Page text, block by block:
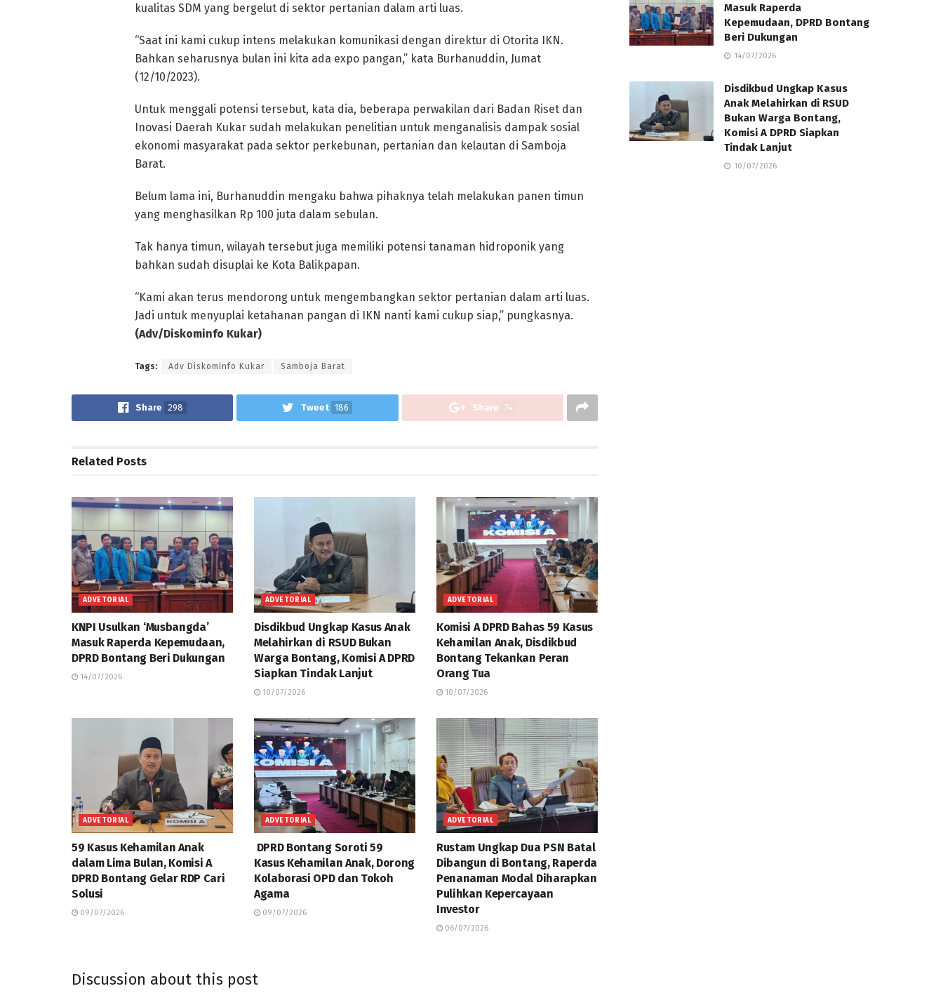
kualitas SDM yang bergelut di sektor pertanian dalam arti luas.
“Saat ini kami cukup intens melakukan komunikasi dengan direktur di Otorita IKN.
Bahkan seharusnya bulan ini kita ada expo pangan,” kata Burhanuddin, Jumat
(12/10/2023).
Untuk menggali potensi tersebut, kata dia, beberapa perwakilan dari Badan Riset dan
Inovasi Daerah Kukar sudah melakukan penelitian untuk menganalisis dampak sosial
ekonomi masyarakat pada sektor perkebunan, pertanian dan kelautan di Samboja
Barat.
Belum lama ini, Burhanuddin mengaku bahwa pihaknya telah melakukan panen timun
yang menghasilkan Rp 100 juta dalam sebulan.
Tak hanya timun, wilayah tersebut juga memiliki potensi tanaman hidroponik yang
bahkan sudah disuplai ke Kota Balikpapan.
“Kami akan terus mendorong untuk mengembangkan sektor pertanian dalam arti luas.
Jadi untuk menyuplai ketahanan pangan di IKN nanti kami cukup siap,” pungkasnya.
(Adv/Diskominfo Kukar)
Tags: Adv Diskominfo Kukar Samboja Barat
Share 298 Tweet 186 Share 74
Related Posts
ADVETORIAL
KNPI Usulkan ‘Musbangda’
Masuk Raperda Kepemudaan,
DPRD Bontang Beri Dukungan
14/07/2026
ADVETORIAL
Disdikbud Ungkap Kasus Anak
Melahirkan di RSUD Bukan
Warga Bontang, Komisi A DPRD
Siapkan Tindak Lanjut
10/07/2026
ADVETORIAL
Komisi A DPRD Bahas 59 Kasus
Kehamilan Anak, Disdikbud
Bontang Tekankan Peran
Orang Tua
10/07/2026
ADVETORIAL
59 Kasus Kehamilan Anak
dalam Lima Bulan, Komisi A
DPRD Bontang Gelar RDP Cari
Solusi
09/07/2026
ADVETORIAL
DPRD Bontang Soroti 59
Kasus Kehamilan Anak, Dorong
Kolaborasi OPD dan Tokoh
Agama
09/07/2026
ADVETORIAL
Rustam Ungkap Dua PSN Batal
Dibangun di Bontang, Raperda
Penanaman Modal Diharapkan
Pulihkan Kepercayaan
Investor
06/07/2026
Discussion about this post
Masuk Raperda
Kepemudaan, DPRD Bontang
Beri Dukungan
14/07/2026
Disdikbud Ungkap Kasus
Anak Melahirkan di RSUD
Bukan Warga Bontang,
Komisi A DPRD Siapkan
Tindak Lanjut
10/07/2026